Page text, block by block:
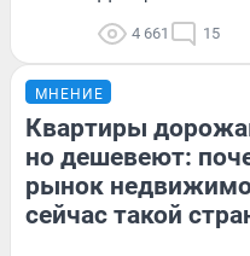
4 661 15
МНЕНИЕ
Квартиры
но дешевеют:
рынок
сейчас такой